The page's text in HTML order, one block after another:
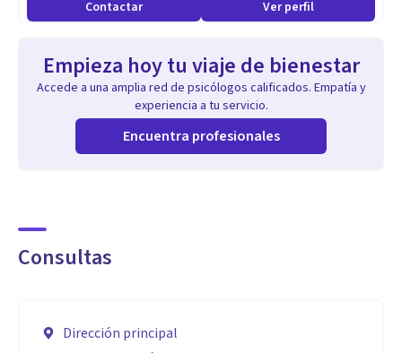
Contactar Ver perfil
Empieza hoy tu viaje de bienestar
Accede a una amplia red de psicólogos calificados. Empatía y
experiencia a tu servicio.
Encuentra profesionales
Consultas
Dirección principal